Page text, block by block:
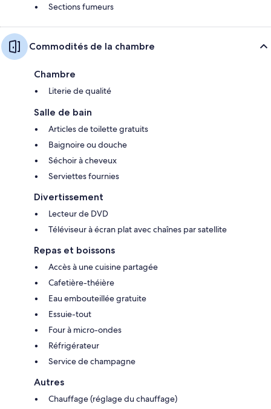
Sections fumeurs
Commodités de la chambre
Chambre
Literie de qualité
Salle de bain
Articles de toilette gratuits
Baignoire ou douche
Séchoir à cheveux
Serviettes fournies
Divertissement
Lecteur de DVD
Téléviseur à écran plat avec chaînes par satellite
Repas et boissons
Accès à une cuisine partagée
Cafetière-théière
Eau embouteillée gratuite
Essuie-tout
Four à micro-ondes
Réfrigérateur
Service de champagne
Autres
Chauffage (réglage du chauffage)